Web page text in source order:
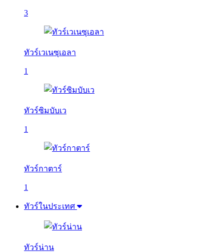
3
ทัวร์เวเนซุเอลา
1
ทัวร์ซิมบับเว
1
ทัวร์กาตาร์
1
ทัวร์ในประเทศ
ทัวร์น่าน